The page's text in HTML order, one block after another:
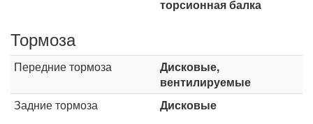
торсионная балка
Тормоза
Передние тормоза
Дисковые,
вентилируемые
Задние тормоза
Дисковые